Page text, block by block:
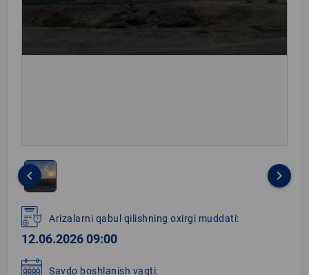
1
of
1
keyboard_arrow_left keyboard_arrow_right
Arizalarni qabul qilishning oxirgi muddati:
12.06.2026 09:00
Savdo boshlanish vaqti: